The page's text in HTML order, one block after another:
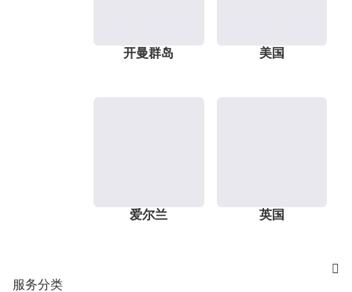
开曼群岛 美国
爱尔兰 英国

服务分类